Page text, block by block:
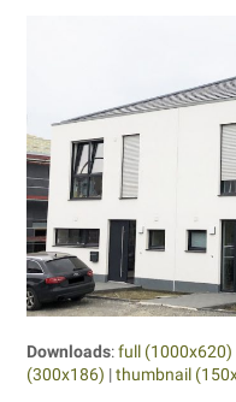
Downloads:full (1000x620)
(300x186) |thumbnail